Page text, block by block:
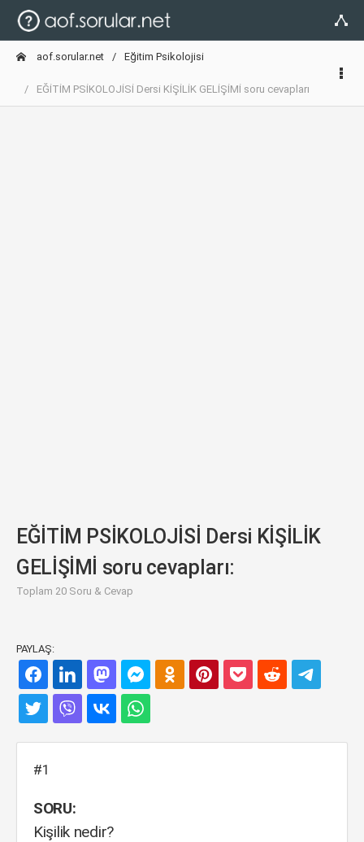
aof.sorular.net Eğitim Psikolojisi
EĞİTİM PSİKOLOJİSİ Dersi KİŞİLİK GELİŞİMİ soru cevapları
EĞİTİM PSİKOLOJİSİ Dersi KİŞİLİK
GELİŞİMİ soru cevapları:
Toplam 20 Soru & Cevap
PAYLAŞ:
#1
SORU:
Kişilik nedir?